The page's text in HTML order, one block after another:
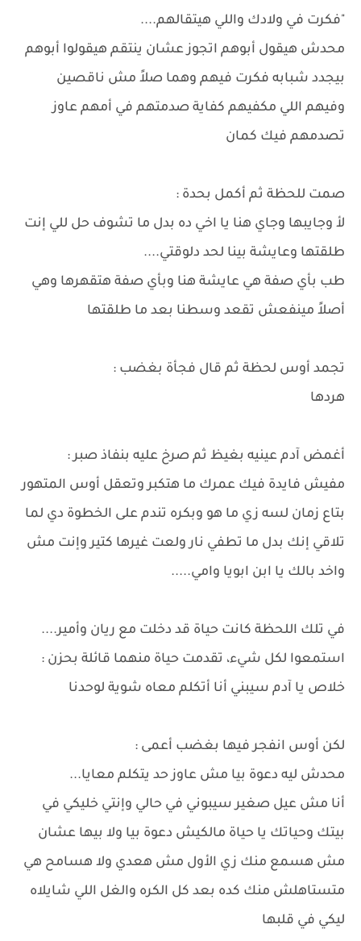
"فكرت في ولادك واللي هيتقالهم....
محدش هيقول أبوهم اتجوز عشان ينتقم هيقولوا أبوهم
بيجدد شبابه فكرت فيهم وهما صلاً مش ناقصين
وفيهم اللي مكفيهم كفاية صدمتهم في أمهم عاوز
تصدمهم فيك كمان
صمت للحظة ثم أكمل بحدة :
لأ وجايبها وجاي هنا يا اخي ده بدل ما تشوف حل للي إنت
طلقتها وعايشة بينا لحد دلوقتي....
طب بأي صفة هي عايشة هنا وبأي صفة هتقهرها وهي
أصلاً مينفعش تقعد وسطنا بعد ما طلقتها
تجمد أوس لحظة ثم قال فجأة بغضب :
هردها
أغمض آدم عينيه بغيظ ثم صرخ عليه بنفاذ صبر :
مفيش فايدة فيك عمرك ما هتكبر وتعقل أوس المتهور
بتاع زمان لسه زي ما هو وبكره تندم على الخطوة دي لما
تلاقي إنك بدل ما تطفي نار ولعت غيرها كتير وإنت مش
واخد بالك يا ابن ابويا وامي.....
في تلك اللحظة كانت حياة قد دخلت مع ريان وأمير....
استمعوا لكل شيء، تقدمت حياة منهما قائلة بحزن :
خلاص يا آدم سيبني أنا أتكلم معاه شوية لوحدنا
لكن أوس انفجر فيها بغضب أعمى :
محدش ليه دعوة بيا مش عاوز حد يتكلم معايا...
أنا مش عيل صغير سيبوني في حالي وإنتي خليكي في
بيتك وحياتك يا حياة مالكيش دعوة بيا ولا بيها عشان
مش هسمع منك زي الأول مش هعدي ولا هسامح هي
متستاهلش منك كده بعد كل الكره والغل اللي شايلاه
ليكي في قلبها